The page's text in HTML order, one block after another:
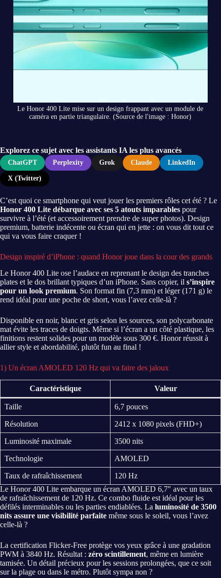
Le Honor 400 Lite mise sur un design frappant avec un module de
caméra en partie triangulaire. (Source de l'image : Honor)
Explorez ce sujet avec les assistants IA les plus avancés
ChatGPT Perplexity Grok Claude LinkedIn
X (Twitter)
C’est quoi ce smartphone qui veut jouer les premiers rôles cet été ? Le
Honor 400 Lite débarque avec ses 5 atouts imparables pour
survivre à l’été (et accessoirement prendre de super photos). Design
premium, batterie indécente ou écran qui en jette : on vous dit tout ce
qui va vous faire craquer !
Design inspiré d’iPhone : quand Honor joue dans la cour des grands
Le Honor 400 Lite ose l’audace en reprenant le design des tranches
plates et le dos brillant typiques d’un iPhone. Sans copier, il s’inspire
pour un look premium. Son format fin (7,3 mm) et léger (171 g) le
rend idéal pour une poche de short, vous l’avez celle-là ?
Disponible en noir, blanc et gris selon les sources, son polycarbonate
mat évite les traces de doigts. Même si l’écran a un côté plastique, les
finitions restent solides pour un modèle sous 300 €. Honor réussit à
allier style et abordabilité, plutôt fun au final !
1) Un écran AMOLED 120 Hz qui va faire des jaloux
Caractéristique Valeur
Taille 6,7 pouces
Résolution 2412 x 1080 pixels (FHD+)
Luminosité maximale 3500 nits
Technologie AMOLED
Taux de rafraîchissement
120 Hz
Le Honor 400 Lite embarque un écran AMOLED 6,7″ avec un taux
de rafraîchissement de 120 Hz. Ce combo fluide est idéal pour les
défilés interminables ou les parties endiablées. La luminosité de 3500
nits assure une visibilité parfaite même sous le soleil, vous l’avez
celle-là ?
La certification Flicker-Free protège vos yeux grâce à une gradation
PWM à 3840 Hz. Résultat : zéro scintillement, même en lumière
tamisée. Un détail précieux pour les sessions prolongées, que ce soit
sur la plage ou dans le métro. Plutôt sympa non ?